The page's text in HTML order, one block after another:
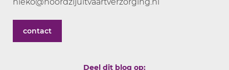
contact
Deel dit blog op: